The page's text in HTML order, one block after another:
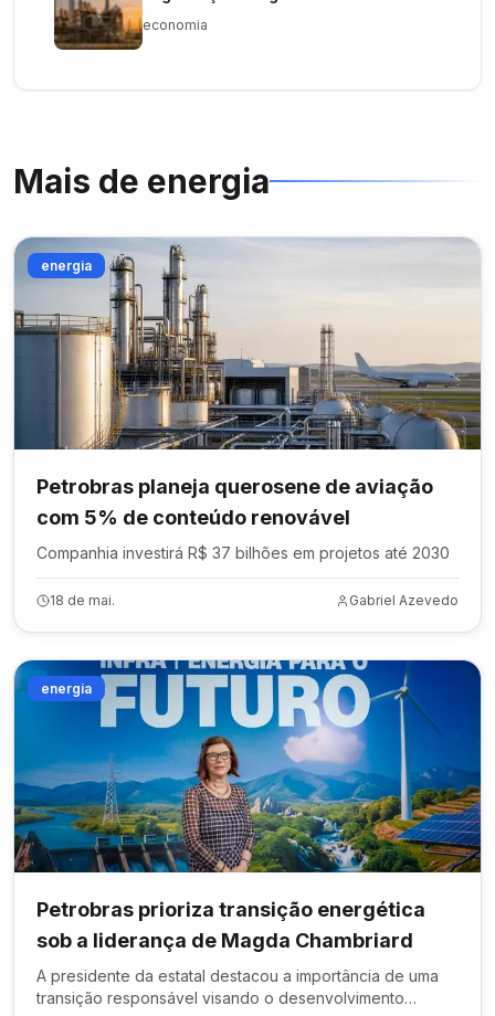
economia
Mais de energia
energia
Petrobras planeja querosene de aviação
com 5% de conteúdo renovável
Companhia investirá R$ 37 bilhões em projetos até 2030
18 de mai. Gabriel Azevedo
energia
Petrobras prioriza transição energética
sob a liderança de Magda Chambriard
A presidente da estatal destacou a importância de uma
transição responsável visando o desenvolvimento